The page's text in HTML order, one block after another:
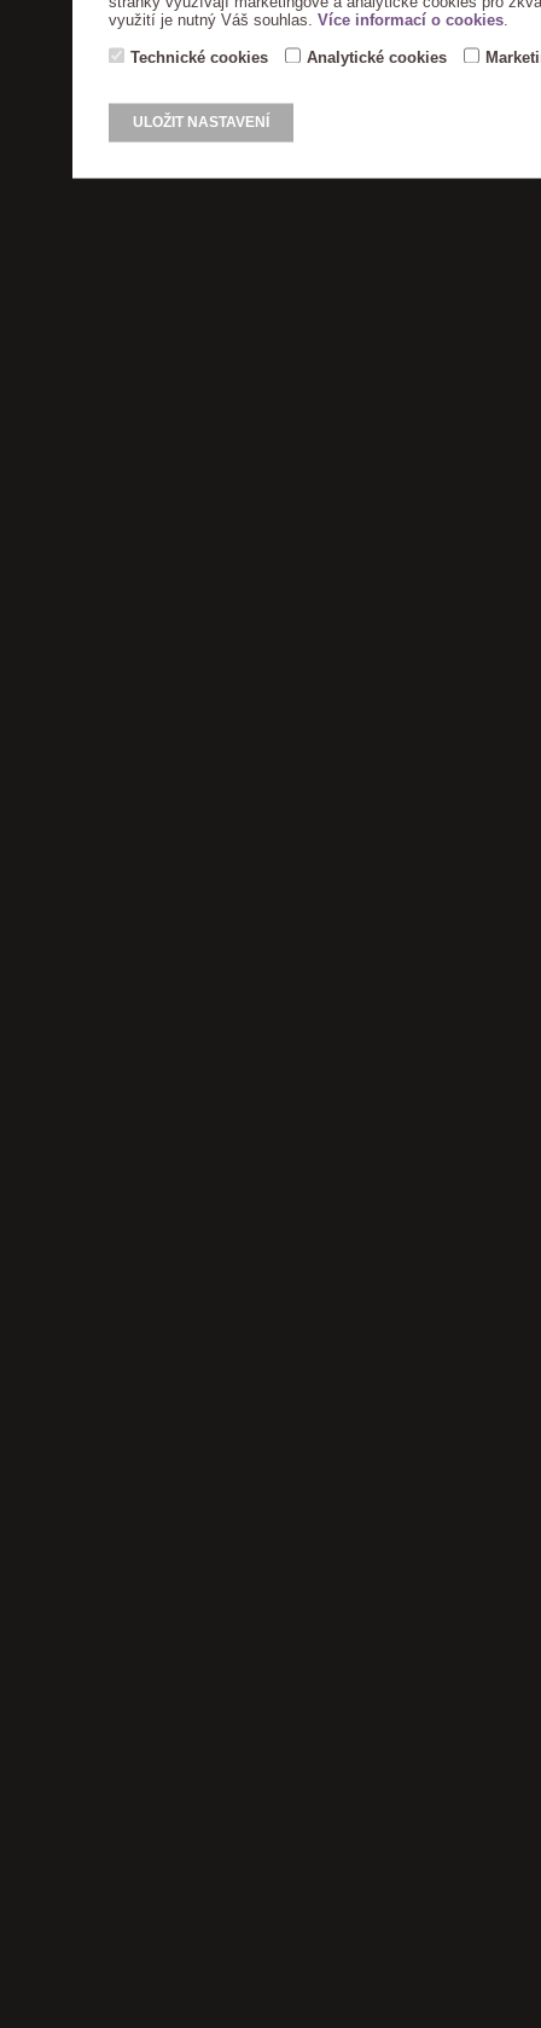
využití je nutný Váš souhlas. Více informací o cookies.
Technické cookies Analytické cookies
ULOŽIT NASTAVENÍ